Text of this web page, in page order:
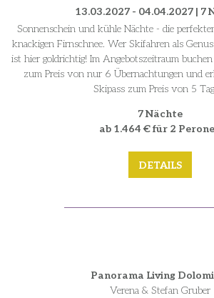
13.03.2027 - 04.04.2027 | 7
Sonnenschein und kühle Nächte - die
knackigen Firnschnee. Wer Skifahren als
ist hier goldrichtig! Im Angebotszeitraum
zum Preis von nur 6 Übernachtungen und
Skipass zum Preis von 5
7 Nächte
ab 1.464 € für 2
DETAILS
Panorama Living
Verena & Stefan Gruber